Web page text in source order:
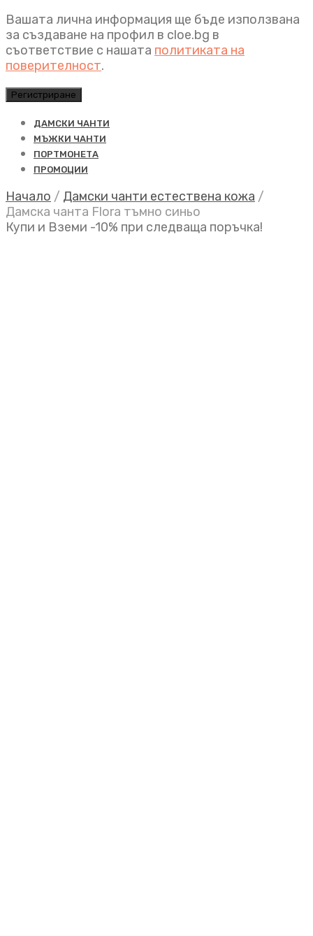
Вашата лична информация ще бъде използвана
за създаване на профил в cloe.bg в
съответствие с нашата политиката на
поверителност.
Регистриране
ДАМСКИ ЧАНТИ
МЪЖКИ ЧАНТИ
ПОРТМОНЕТА
ПРОМОЦИИ
Начало / Дамски чанти естествена кожа /
Дамска чанта Flora тъмно синьо
Купи и Вземи -10% при следваща поръчка!